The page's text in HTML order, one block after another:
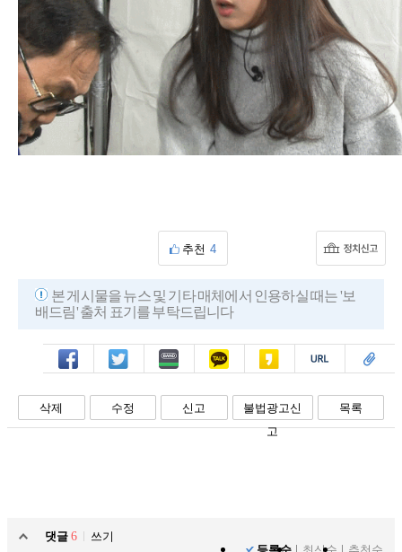
추천 4
본 게시물을 뉴스 및 기타 매체에서 인용하실 때는 '보
배드림' 출처 표기를 부탁드립니다
페북 트윗 밴드 카톡 카스 복사 스크랩
삭제 수정 신고
불법광고신
고
목록
댓글 6
쓰기